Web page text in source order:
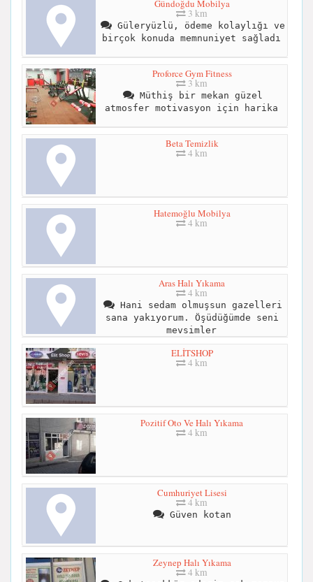
Gündoğdu Mobilya
3 km
Güleryüzlü, ödeme kolaylığı ve
birçok konuda memnuniyet sağladı
Proforce Gym Fitness
3 km
Müthiş bir mekan güzel
atmosfer motivasyon için harika
Beta Temizlik
4 km
Hatemoğlu Mobilya
4 km
Aras Halı Yıkama
4 km
Hani sedam olmuşsun gazelleri
sana yakıyorum. Öşüdüğümde seni
mevsimler
ELİTSHOP
4 km
Pozitif Oto Ve Halı Yıkama
4 km
Cumhuriyet Lisesi
4 km
Güven kotan
Zeynep Halı Yıkama
4 km